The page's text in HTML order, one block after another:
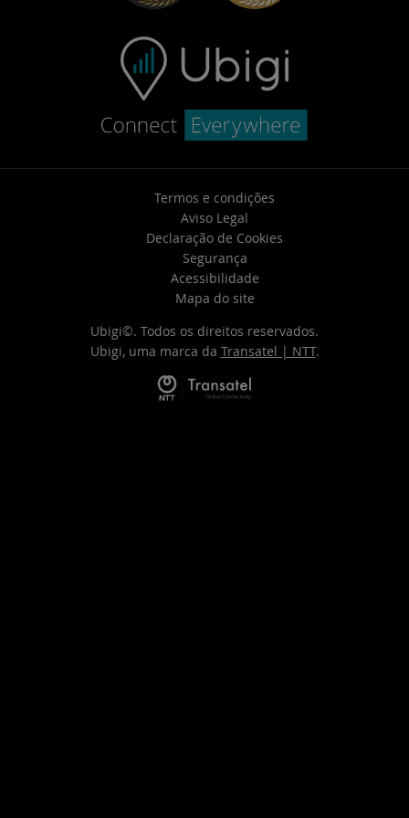
Termos e condições
Aviso Legal
Declaração de Cookies
Segurança
Acessibilidade
Mapa do site
Ubigi©. Todos os direitos reservados.
Ubigi, uma marca da Transatel | NTT.